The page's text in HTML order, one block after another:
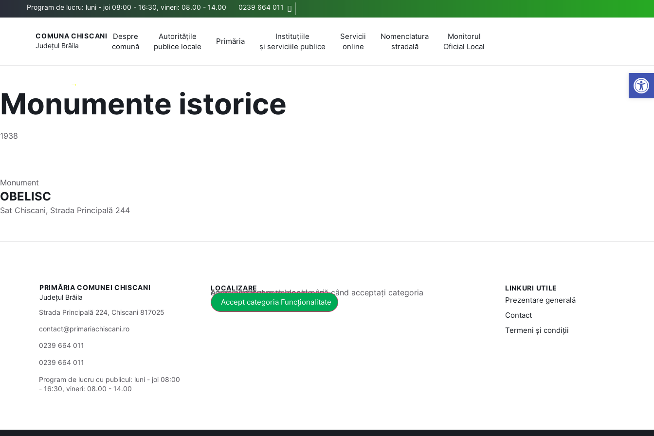
Program de lucru: luni - joi 08:00 - 16:30, vineri: 08.00 - 14.00 0239 664 011
COMUNA CHISCANI
Județul Brăila
Despre
comună
Autoritățile
publice locale
Primăria
Instituțiile
și serviciile publice
Servicii
online
Nomenclatura
stradală
Monitorul
Oficial Local
Monumente istorice
1938
Monument
OBELISC
Sat Chiscani, Strada Principală 244
PRIMĂRIA COMUNEI CHISCANI
Județul Brăila
Strada Principală 224, Chiscani 817025
contact@primariachiscani.ro
0239 664 011
0239 664 011
Program de lucru cu publicul: luni - joi 08:00
- 16:30, vineri: 08.00 - 14.00
LOCALIZARE
Acest conținut este blocat până când acceptați categoria corespunzătoare de cookie-uri.
Accept categoria Funcționalitate
LINKURI UTILE
Prezentare generală
Contact
Termeni și condiții